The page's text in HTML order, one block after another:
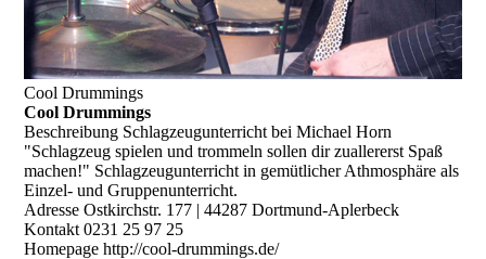
Cool Drummings
Cool Drummings
Beschreibung Schlagzeugunterricht bei Michael Horn
"Schlagzeug spielen und trommeln sollen dir zuallererst Spaß
machen!" Schlagzeugunterricht in gemütlicher Athmosphäre als
Einzel- und Gruppenunterricht.
AdresseOstkirchstr. 177 | 44287 Dortmund-Aplerbeck
Kontakt0231 25 97 25
Homepagehttp://cool-drummings.de/